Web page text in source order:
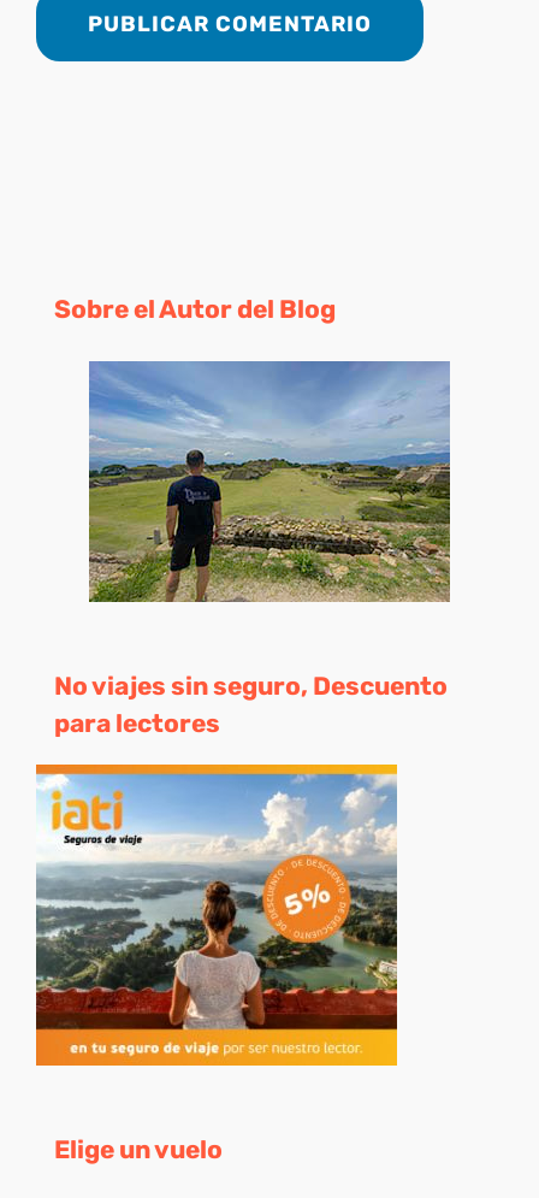
Sobre el Autor del Blog
No viajes sin seguro, Descuento
para lectores
Elige un vuelo